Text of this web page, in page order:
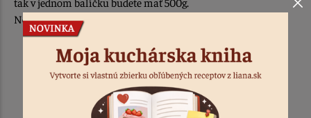
Nebude rozdelený v 100g sáčkoch.